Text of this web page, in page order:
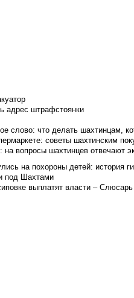
адрес штрафстоянки
слово: что делать шахтинцам,
советы шахтинским
на вопросы шахтинцев отвечают
на похороны детей: история
под Шахтами
выплатят власти – Слюсарь